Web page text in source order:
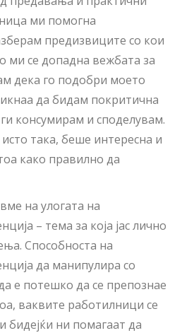
ми помогна
предизвиците со кои
ми се допадна вежбата за
дека го подобри моето
да бидам покритична
консумирам и споделувам.
така, беше интересна и
како правилно да
на улогата на
– тема за која јас лично
Способноста на
да манипулира со
е потешко да се препознае
ваквите работилници се
бидејќи ни помагаат да